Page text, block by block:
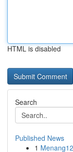
HTML is disabled
Search
Published News
1